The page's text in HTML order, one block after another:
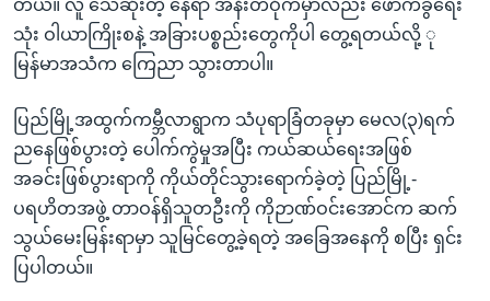
တယ်။ လူ သေဆုံးတဲ့ နေရာ အနီးတဝိုက်မှာလည်း ဖောက်ခွဲရေး
သုံး ဝါယာကြိုးစနဲ့ အခြားပစ္စည်းတွေကိုပါ တွေ့ရတယ်လို့ ု
မြန်မာအသံက ကြေညာ သွားတာပါ။
ပြည်မြို့အထွက်ကမ္ဘီလာရွာက သံပုရာခြံတခုမှာ မေလ(၃)ရက်
ညနေဖြစ်ပွားတဲ့ ပေါက်ကွဲမှုအပြီး ကယ်ဆယ်ရေးအဖြစ်
အခင်းဖြစ်ပွားရာကို ကိုယ်တိုင်သွားရောက်ခဲ့တဲ့ ပြည်မြို့-
ပရဟိတအဖွဲ့ တာဝန်ရှိသူတဦးကို ကိုဉာဏ်ဝင်းအောင်က ဆက်
သွယ်မေးမြန်းရာမှာ သူမြင်တွေ့ခဲ့ရတဲ့ အခြေအနေကို စပြီး ရှင်း
ပြပါတယ်။